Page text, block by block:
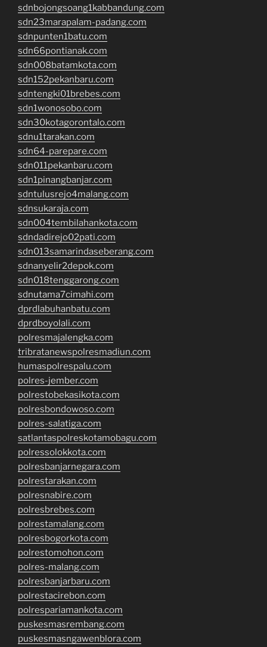
sdnbojongsoang1kabbandung.com
sdn23marapalam-padang.com
sdnpunten1batu.com
sdn66pontianak.com
sdn008batamkota.com
sdn152pekanbaru.com
sdntengki01brebes.com
sdn1wonosobo.com
sdn30kotagorontalo.com
sdnu1tarakan.com
sdn64-parepare.com
sdn011pekanbaru.com
sdn1pinangbanjar.com
sdntulusrejo4malang.com
sdnsukaraja.com
sdn004tembilahankota.com
sdndadirejo02pati.com
sdn013samarindaseberang.com
sdnanyelir2depok.com
sdn018tenggarong.com
sdnutama7cimahi.com
dprdlabuhanbatu.com
dprdboyolali.com
polresmajalengka.com
tribratanewspolresmadiun.com
humaspolrespalu.com
polres-jember.com
polrestobekasikota.com
polresbondowoso.com
polres-salatiga.com
satlantaspolreskotamobagu.com
polressolokkota.com
polresbanjarnegara.com
polrestarakan.com
polresnabire.com
polresbrebes.com
polrestamalang.com
polresbogorkota.com
polrestomohon.com
polres-malang.com
polresbanjarbaru.com
polrestacirebon.com
polrespariamankota.com
puskesmasrembang.com
puskesmasngawenblora.com